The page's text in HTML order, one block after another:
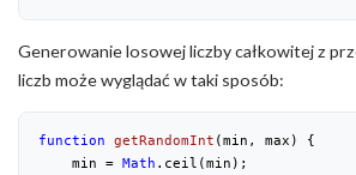
Generowanie losowej liczby całkowitej z
liczb może wyglądać w taki sposób:
function getRandomInt (min, max ) {
    min =
Math .ceil(min);